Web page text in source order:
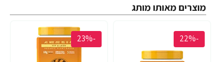
מוצרים מאותו מותג
-22%
-23%